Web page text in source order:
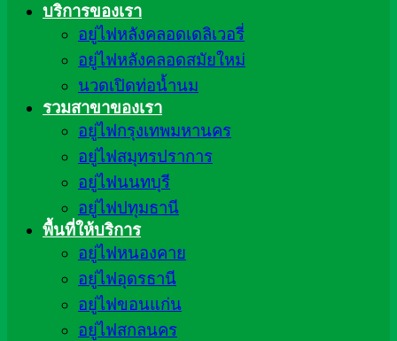
บริการของเรา
อยู่ไฟหลังคลอดเดลิเวอรี่
อยู่ไฟหลังคลอดสมัยใหม่
นวดเปิดท่อน้ำนม
รวมสาขาของเรา
อยู่ไฟกรุงเทพมหานคร
อยู่ไฟสมุทรปราการ
อยู่ไฟนนทบุรี
อยู่ไฟปทุมธานี
พื้นที่ให้บริการ
อยู่ไฟหนองคาย
อยู่ไฟอุดรธานี
อยู่ไฟขอนแก่น
อยู่ไฟสกลนคร